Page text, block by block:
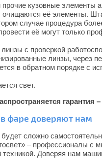
кузовные элементы
очищаются её элементы.
случае процедура
её могут только
с проверкой
линзы, через
в обратном порядке с
свет.
гарантия
фаре доверяют нам
сложно
– профессионалы с
техникой. Доверяя нам